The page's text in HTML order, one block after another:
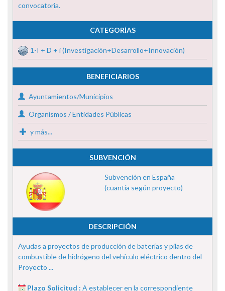
convocatoria.
CATEGORÍAS
1-I + D + i (Investigación+Desarrollo+Innovación)
BENEFICIARIOS
Ayuntamientos/Municipios
Organismos / Entidades Públicas
y más...
SUBVENCIÓN
Subvención en España
(cuantía según proyecto)
DESCRIPCIÓN
Ayudas a proyectos de producción de baterías y pilas de
combustible de hidrógeno del vehículo eléctrico dentro del
Proyecto ...
Plazo Solicitud : A establecer en la correspondiente